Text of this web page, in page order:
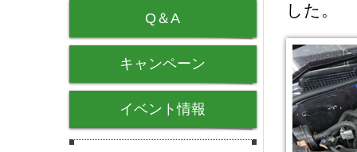
した。
Q＆A
キャンペーン
イベント情報